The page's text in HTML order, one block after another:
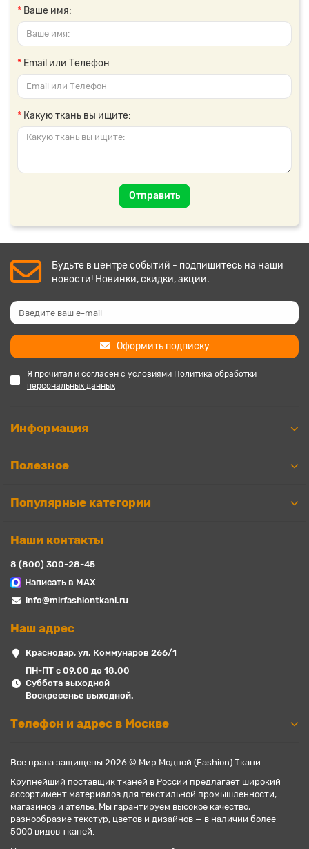
Ваше имя:
Email или Телефон
Какую ткань вы ищите:
Отправить
Будьте в центре событий - подпишитесь на наши
новости! Новинки, скидки, акции.
Оформить подписку
Я прочитал и согласен с условиями Политика обработки
персональных данных
Информация
Полезное
Популярные категории
Наши контакты
8 (800) 300-28-45
Написать в MAX
info@mirfashiontkani.ru
Наш адрес
Краснодар, ул. Коммунаров 266/1
ПН-ПТ с 09.00 до 18.00
Суббота выходной
Воскресенье выходной.
Телефон и адрес в Москве
Все права защищены 2026 © Мир Модной (Fashion) Ткани.
Крупнейший поставщик тканей в России предлагает широкий
ассортимент материалов для текстильной промышленности,
магазинов и ателье. Мы гарантируем высокое качество,
разнообразие текстур, цветов и дизайнов — в наличии более
5000 видов тканей.